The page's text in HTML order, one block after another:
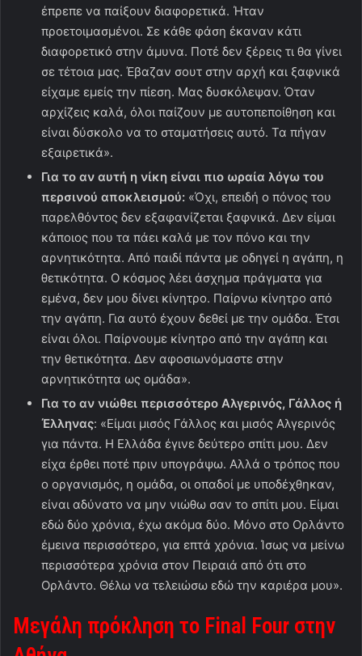
έπρεπε να παίξουν διαφορετικά. Ήταν
προετοιμασμένοι. Σε κάθε φάση έκαναν κάτι
διαφορετικό στην άμυνα. Ποτέ δεν ξέρεις τι θα γίνει
σε τέτοια μας. Έβαζαν σουτ στην αρχή και ξαφνικά
είχαμε εμείς την πίεση. Μας δυσκόλεψαν. Όταν
αρχίζεις καλά, όλοι παίζουν με αυτοπεποίθηση και
είναι δύσκολο να το σταματήσεις αυτό. Τα πήγαν
εξαιρετικά».
Για το αν αυτή η νίκη είναι πιο ωραία λόγω του
περσινού αποκλεισμού: «Όχι, επειδή ο πόνος του
παρελθόντος δεν εξαφανίζεται ξαφνικά. Δεν είμαι
κάποιος που τα πάει καλά με τον πόνο και την
αρνητικότητα. Από παιδί πάντα με οδηγεί η αγάπη, η
θετικότητα. Ο κόσμος λέει άσχημα πράγματα για
εμένα, δεν μου δίνει κίνητρο. Παίρνω κίνητρο από
την αγάπη. Για αυτό έχουν δεθεί με την ομάδα. Έτσι
είναι όλοι. Παίρνουμε κίνητρο από την αγάπη και
την θετικότητα. Δεν αφοσιωνόμαστε στην
αρνητικότητα ως ομάδα».
Για το αν νιώθει περισσότερο Αλγερινός, Γάλλος ή
Έλληνας: «Είμαι μισός Γάλλος και μισός Αλγερινός
για πάντα. Η Ελλάδα έγινε δεύτερο σπίτι μου. Δεν
είχα έρθει ποτέ πριν υπογράψω. Αλλά ο τρόπος που
ο οργανισμός, η ομάδα, οι οπαδοί με υποδέχθηκαν,
είναι αδύνατο να μην νιώθω σαν το σπίτι μου. Είμαι
εδώ δύο χρόνια, έχω ακόμα δύο. Μόνο στο Ορλάντο
έμεινα περισσότερο, για επτά χρόνια. Ίσως να μείνω
περισσότερα χρόνια στον Πειραιά από ότι στο
Ορλάντο. Θέλω να τελειώσω εδώ την καριέρα μου».
Μεγάλη πρόκληση το Final Four στην